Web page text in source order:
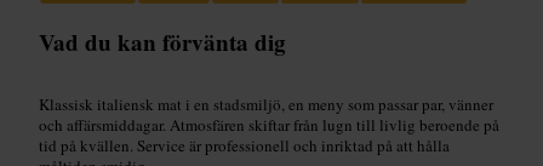
Vad du kan förvänta dig
Klassisk italiensk mat i en stadsmiljö, en meny som passar par, vänner
och affärsmiddagar. Atmosfären skiftar från lugn till livlig beroende på
tid på kvällen. Service är professionell och inriktad på att hålla